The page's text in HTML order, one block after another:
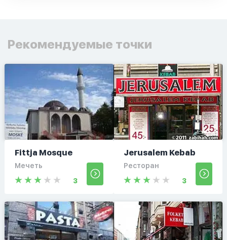
Рекомендуемые точки
Fittja Mosque
Мечеть
3
Jerusalem Kebab
Ресторан
3